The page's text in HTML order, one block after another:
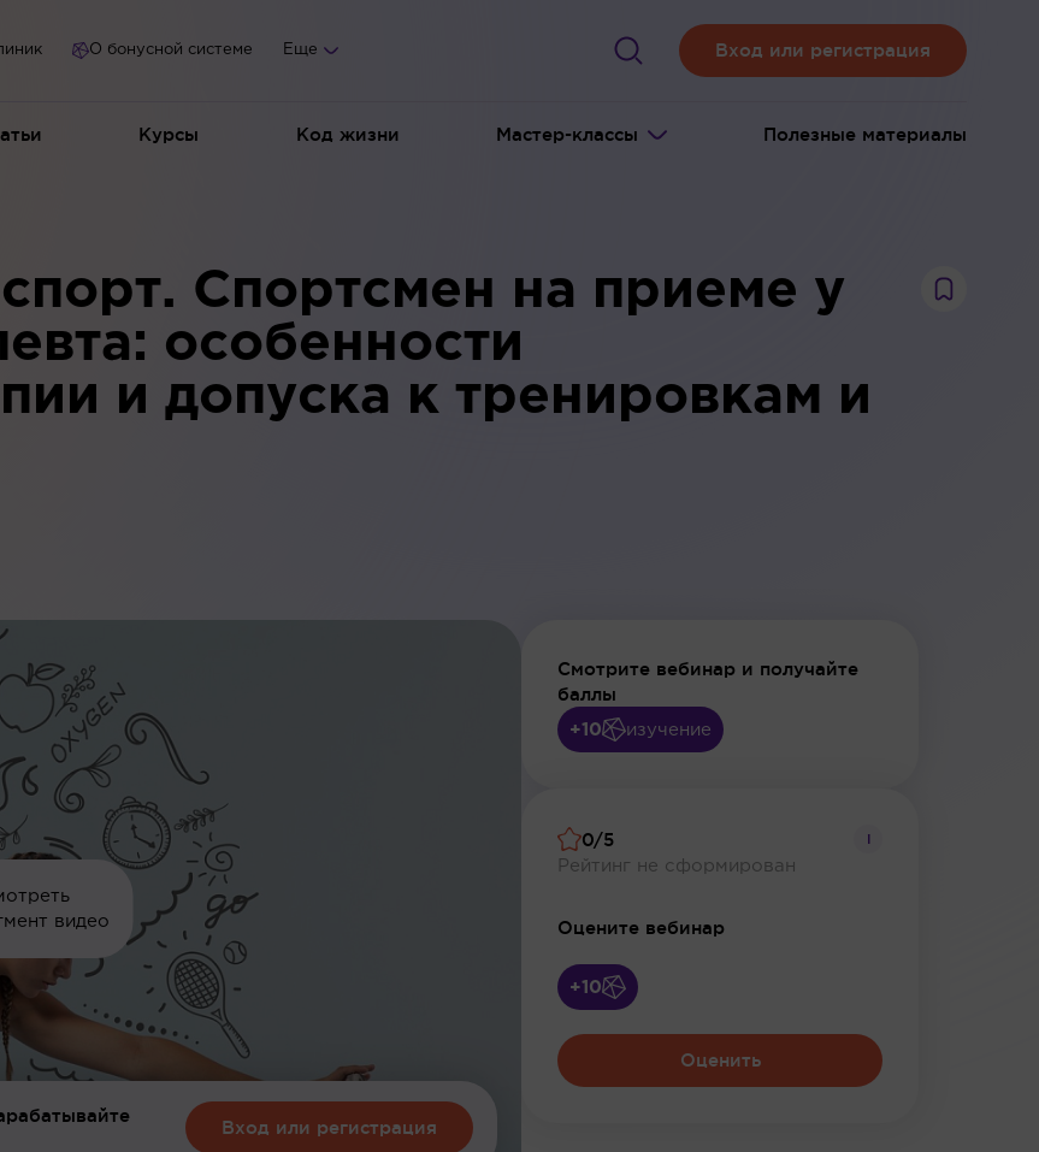
Вход или регистрация
Курсы Код жизни Мастер-классы Полезные материалы
О бонусной системе Еще
Спортсмен на приеме у
особенности
и допуска к тренировкам и
видео
Вход или регистрация
Смотрите вебинар и получайте
баллы
+10 изучение
0/5
Рейтинг не сформирован
i
Оцените вебинар
+10
Оценить